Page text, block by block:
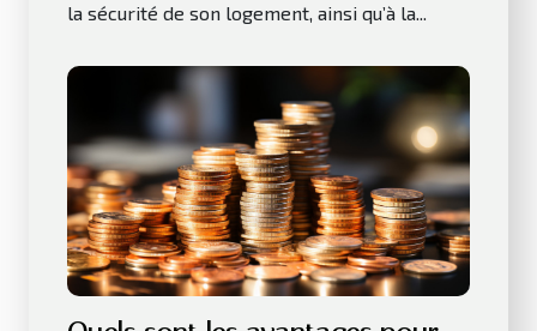
la sécurité de son logement, ainsi qu’à la...